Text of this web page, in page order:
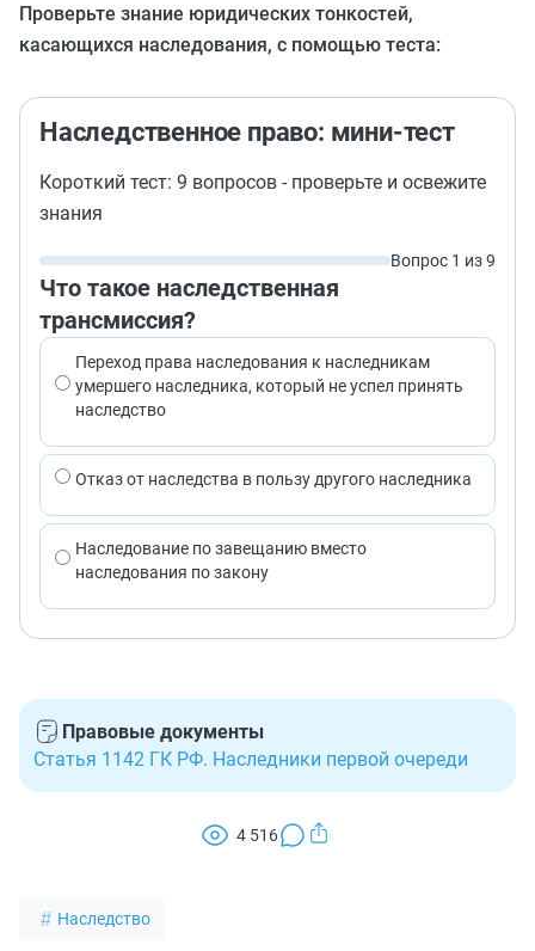
Проверьте знание юридических тонкостей,
касающихся наследования, с помощью теста:
Наследственное право: мини-тест
Короткий тест: 9 вопросов - проверьте и освежите
знания
Вопрос 1 из 9
Что такое наследственная
трансмиссия?
Переход права наследования к наследникам
умершего наследника, который не успел принять
наследство
Отказ от наследства в пользу другого наследника
Наследование по завещанию вместо
наследования по закону
Правовые документы
Статья 1142 ГК РФ. Наследники первой очереди
4 516
Наследство